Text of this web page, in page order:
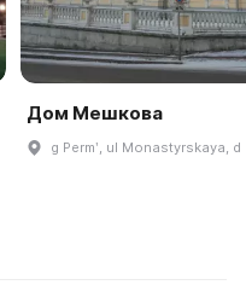
Дом Мешкова
g Permʹ, ul Monastyrskaya, d